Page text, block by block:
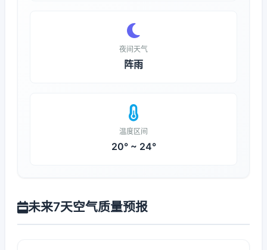
夜间天气
阵雨
温度区间
20° ~ 24°
未来7天空气质量预报